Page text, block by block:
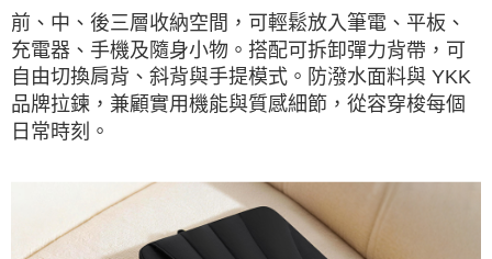
前、中、後三層收納空間，可輕鬆放入筆電、平板、
充電器、手機及隨身小物。搭配可拆卸彈力背帶，可
自由切換肩背、斜背與手提模式。防潑水面料與 YKK
品牌拉鍊，兼顧實用機能與質感細節，從容穿梭每個
日常時刻。